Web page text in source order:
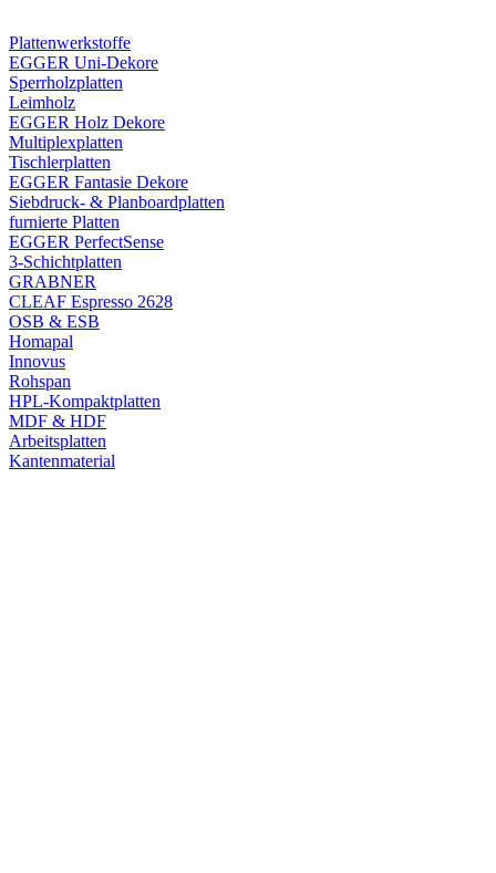
Plattenwerkstoffe
EGGER Uni-Dekore
Sperrholzplatten
Leimholz
EGGER Holz Dekore
Multiplexplatten
Tischlerplatten
EGGER Fantasie Dekore
Siebdruck- & Planboardplatten
furnierte Platten
EGGER PerfectSense
3-Schichtplatten
GRABNER
CLEAF Espresso 2628
OSB & ESB
Homapal
Innovus
Rohspan
HPL-Kompaktplatten
MDF & HDF
Arbeitsplatten
Kantenmaterial